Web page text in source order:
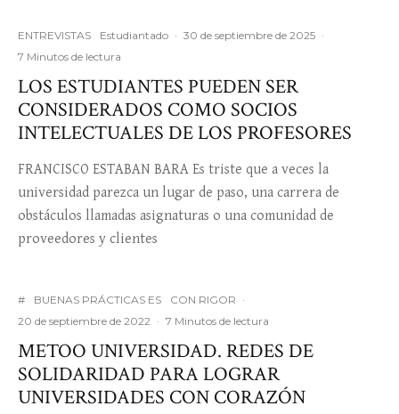
ENTREVISTAS Estudiantado · 30 de septiembre de 2025 ·
7 Minutos de lectura
LOS ESTUDIANTES PUEDEN SER
CONSIDERADOS COMO SOCIOS
INTELECTUALES DE LOS PROFESORES
FRANCISCO ESTABAN BARA Es triste que a veces la
universidad parezca un lugar de paso, una carrera de
obstáculos llamadas asignaturas o una comunidad de
proveedores y clientes
# BUENAS PRÁCTICAS ES CON RIGOR ·
20 de septiembre de 2022 · 7 Minutos de lectura
METOO UNIVERSIDAD. REDES DE
SOLIDARIDAD PARA LOGRAR
UNIVERSIDADES CON CORAZÓN